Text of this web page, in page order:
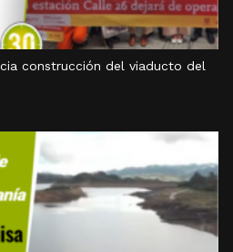
construcción del viaducto del